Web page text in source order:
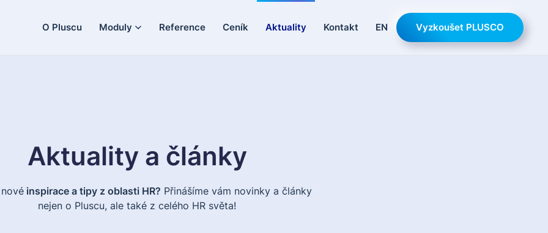
O Pluscu Moduly Reference Ceník Aktuality Kontakt EN Vyzkoušet PLUSCO
Aktuality a články
inspirace a tipy z oblasti HR? Přinášíme vám novinky a články
nejen o Pluscu, ale také z celého HR světa!